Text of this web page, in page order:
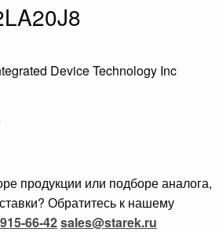
Device Technology Inc
продукции или подборе аналога,
Обратитесь к нашему
66-42sales@starek.ru